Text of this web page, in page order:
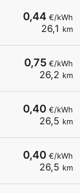
0,44 €/kWh
26,1 km
0,75 €/kWh
26,2 km
0,40 €/kWh
26,5 km
0,40 €/kWh
26,5 km